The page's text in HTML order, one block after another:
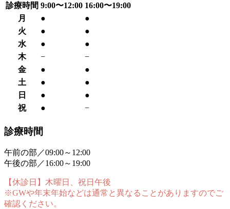
診療時間 9:00〜12:00 16:00〜19:00
月
●
●
火
●
●
水
●
●
木
−
−
金
●
●
土
●
●
日
●
●
祝
● −
診療時間
午前の部／09:00～12:00
午後の部／16:00～19:00
【休診日】木曜日、祝日午後
※GWや年末年始などは通常と異なることがありますのでご
確認ください。